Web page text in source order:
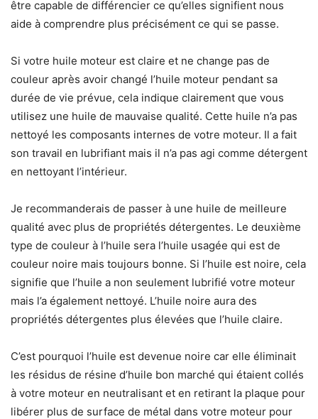
être capable de différencier ce qu’elles signifient nous
aide à comprendre plus précisément ce qui se passe.
Si votre huile moteur est claire et ne change pas de
couleur après avoir changé l’huile moteur pendant sa
durée de vie prévue, cela indique clairement que vous
utilisez une huile de mauvaise qualité. Cette huile n’a pas
nettoyé les composants internes de votre moteur. Il a fait
son travail en lubrifiant mais il n’a pas agi comme détergent
en nettoyant l’intérieur.
Je recommanderais de passer à une huile de meilleure
qualité avec plus de propriétés détergentes. Le deuxième
type de couleur à l’huile sera l’huile usagée qui est de
couleur noire mais toujours bonne. Si l’huile est noire, cela
signifie que l’huile a non seulement lubrifié votre moteur
mais l’a également nettoyé. L’huile noire aura des
propriétés détergentes plus élevées que l’huile claire.
C’est pourquoi l’huile est devenue noire car elle éliminait
les résidus de résine d’huile bon marché qui étaient collés
à votre moteur en neutralisant et en retirant la plaque pour
libérer plus de surface de métal dans votre moteur pour